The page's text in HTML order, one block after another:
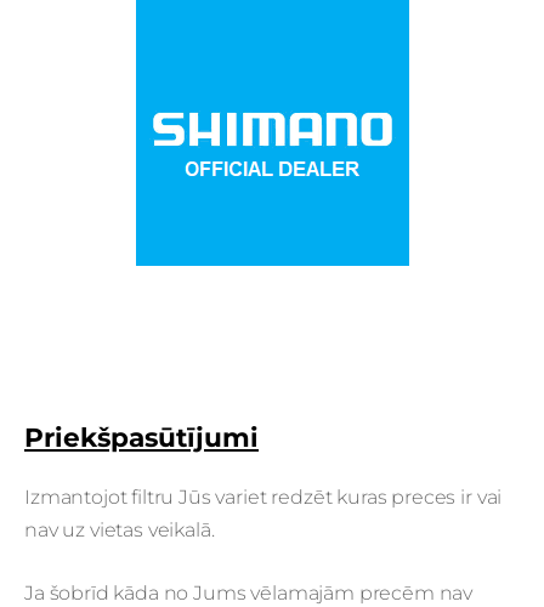
Priekšpasūtījumi
Izmantojot filtru Jūs variet redzēt kuras preces ir vai
nav uz vietas veikalā.
Ja šobrīd kāda no Jums vēlamajām precēm nav